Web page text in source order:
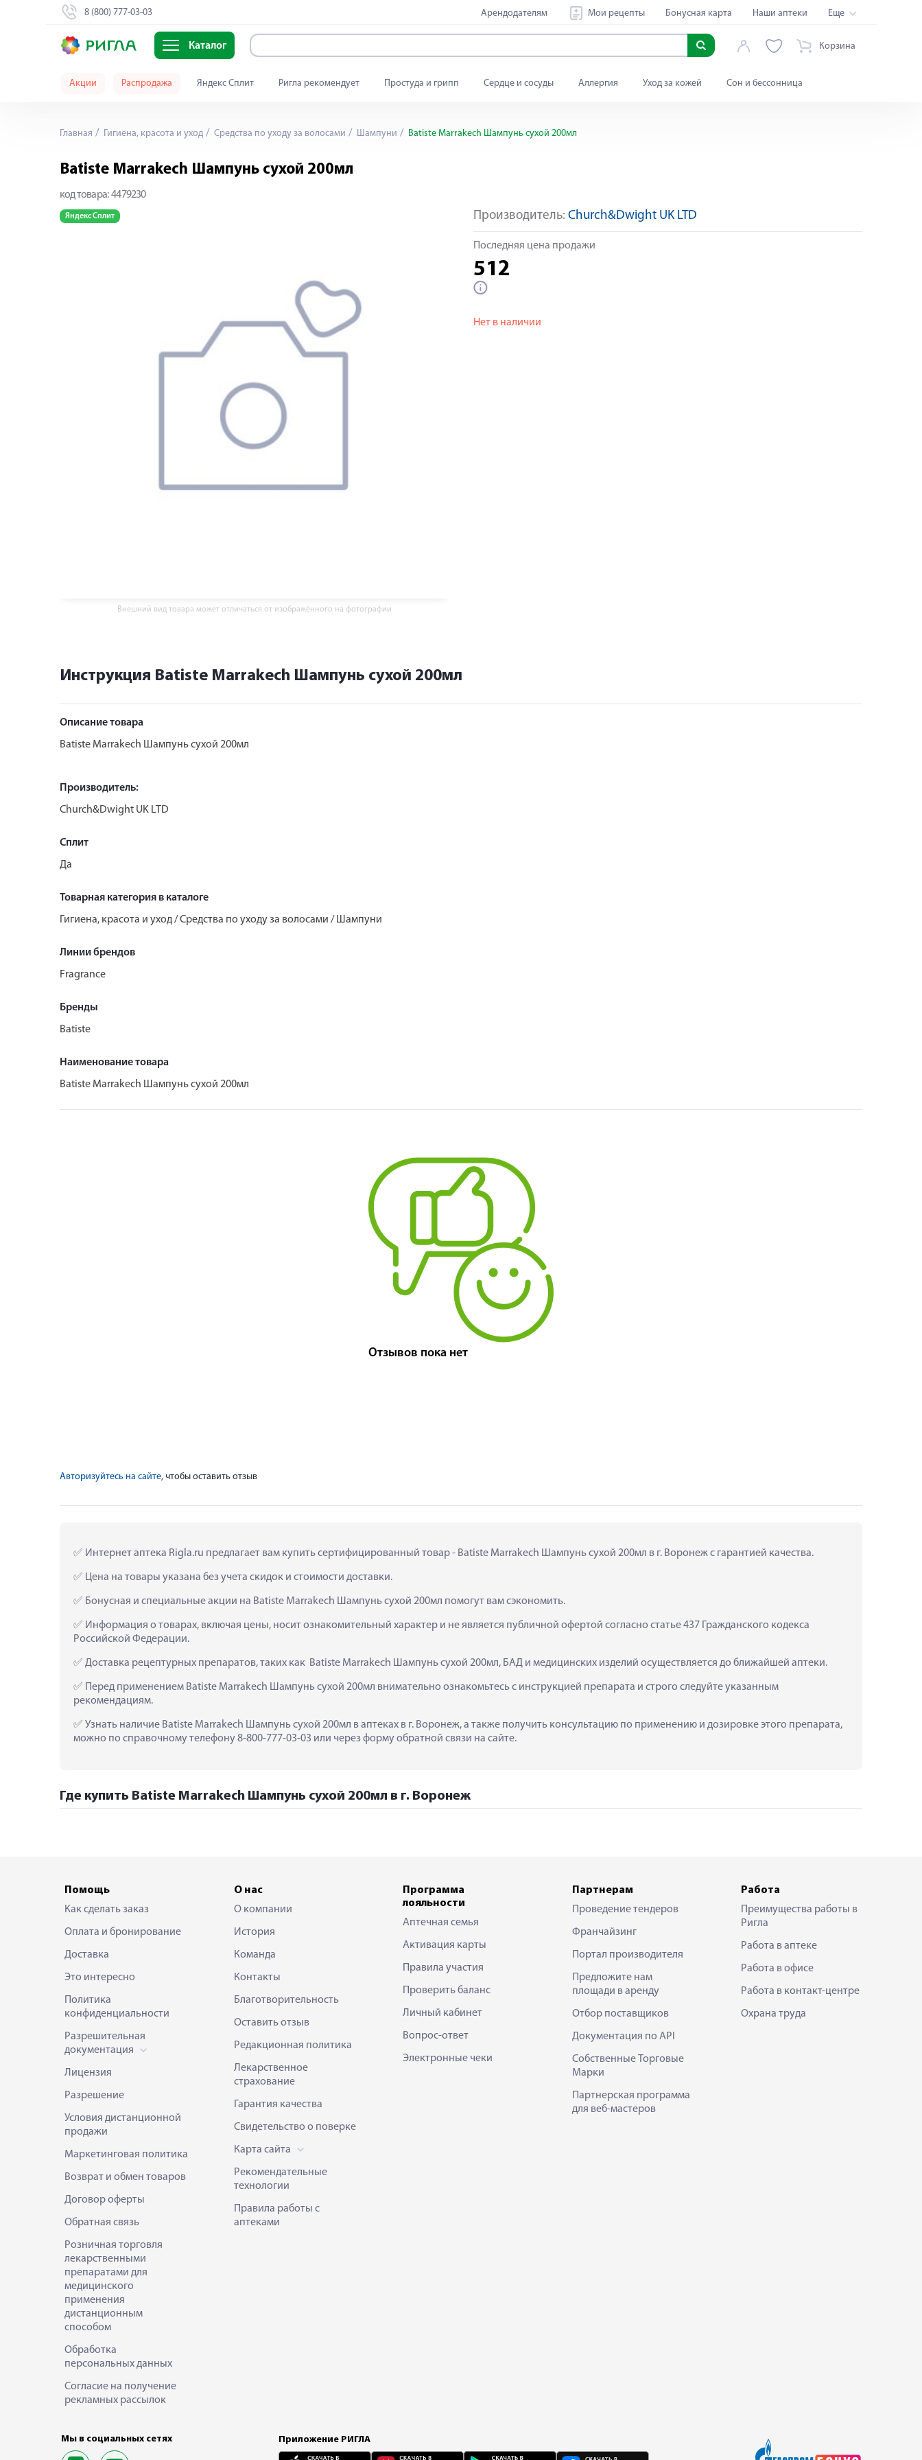
8 (800) 777-03-03 Арендодателям Мои рецепты Бонусная карта Наши аптеки Еще
Каталог Корзина
Акции Распродажа Яндекс Сплит Ригла рекомендует Простуда и грипп Сердце и сосуды Аллергия Уход за кожей Сон и бессонница
Главная Гигиена, красота и уход Средства по уходу за волосами Шампуни Batiste Marrakech Шампунь сухой 200мл
Batiste Marrakech Шампунь сухой 200мл
код товара: 4479230
Яндекс Сплит
Внешний вид товара может отличаться от изображённого на фотографии
Производитель: Church&Dwight UK LTD
Последняя цена продажи
512
Нет в наличии
Инструкция Batiste Marrakech Шампунь сухой 200мл
Описание товара
Batiste Marrakech Шампунь сухой 200мл
Производитель:
Church&Dwight UK LTD
Сплит
Да
Товарная категория в каталоге
Гигиена, красота и уход / Средства по уходу за волосами / Шампуни
Линии брендов
Fragrance
Бренды
Batiste
Наименование товара
Batiste Marrakech Шампунь сухой 200мл
Отзывов пока нет
Авторизуйтесь на сайте, чтобы оставить отзыв
Интернет аптека Rigla.ru предлагает вам купить сертифицированный товар - Batiste Marrakech Шампунь сухой 200мл в г. Воронеж с гарантией качества.
Цена на товары указана без учета скидок и стоимости доставки.
Бонусная и специальные акции на Batiste Marrakech Шампунь сухой 200мл помогут вам сэкономить.
Информация о товарах, включая цены, носит ознакомительный характер и не является публичной офертой согласно статье 437 Гражданского кодекса
Российской Федерации.
Доставка рецептурных препаратов, таких как  Batiste Marrakech Шампунь сухой 200мл, БАД и медицинских изделий осуществляется до ближайшей аптеки.
Перед применением Batiste Marrakech Шампунь сухой 200мл внимательно ознакомьтесь с инструкцией препарата и строго следуйте указанным
рекомендациям.
Узнать наличие Batiste Marrakech Шампунь сухой 200мл в аптеках в г. Воронеж, а также получить консультацию по применению и дозировке этого препарата,
можно по справочному телефону 8-800-777-03-03 или через форму обратной связи на сайте.
Где купить Batiste Marrakech Шампунь сухой 200мл в г. Воронеж
Помощь
Как сделать заказ
Оплата и бронирование
Доставка
Это интересно
Политика
конфиденциальности
Разрешительная
документация
Лицензия
Разрешение
Условия дистанционной
продажи
Маркетинговая политика
Возврат и обмен товаров
Договор оферты
Обратная связь
Розничная торговля
лекарственными
препаратами для
медицинского
применения
дистанционным
способом
Обработка
персональных данных
Согласие на получение
рекламных рассылок
О нас
О компании
История
Команда
Контакты
Благотворительность
Оставить отзыв
Редакционная политика
Лекарственное
страхование
Гарантия качества
Свидетельство о поверке
Карта сайта
Рекомендательные
технологии
Правила работы с
аптеками
Программа
лояльности
Аптечная семья
Активация карты
Правила участия
Проверить баланс
Личный кабинет
Вопрос-ответ
Электронные чеки
Партнерам
Проведение тендеров
Франчайзинг
Портал производителя
Предложите нам
площади в аренду
Отбор поставщиков
Документация по API
Собственные Торговые
Марки
Партнерская программа
для веб-мастеров
Работа
Преимущества работы в
Ригла
Работа в аптеке
Работа в офисе
Работа в контакт-центре
Охрана труда
Мы в социальных сетях Приложение РИГЛА